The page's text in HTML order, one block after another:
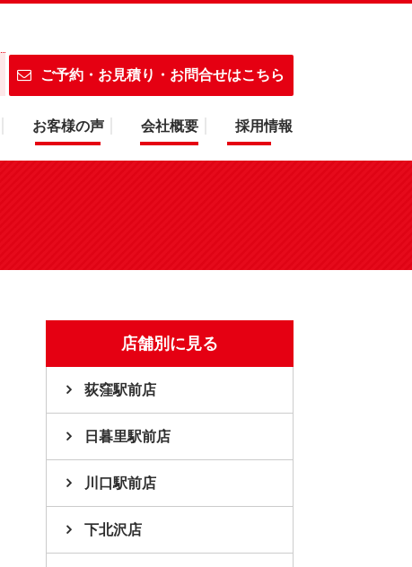
ご予約・お見積り・お問合せはこちら
お客様の声 会社概要 採用情報
店舗別に見る
荻窪駅前店
日暮里駅前店
川口駅前店
下北沢店